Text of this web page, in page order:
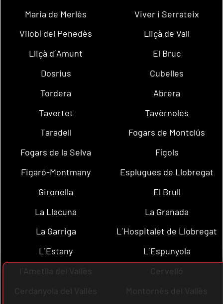
Maria de Merlès
Viver i Serrateix
Vilobí del Penedès
Lliçà de Vall
Lliçà d´Amunt
El Bruc
Dosrius
Cubelles
Tordera
Abrera
Tavertet
Tavèrnoles
Taradell
Fogars de Montclús
Fogars de la Selva
Fígols
Figaró-Montmany
Esplugues de Llobregat
Gironella
El Brull
La Llacuna
La Granada
La Garriga
L´Hospitalet de Llobregat
L´Estany
L´Espunyola
l´Ametlla del Vallès
Cervelló
Cerdanyola del Vallès
Montornès del Vallès